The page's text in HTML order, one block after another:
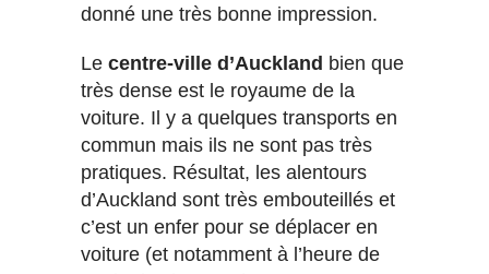
donné une très bonne impression.
Le centre-ville d’Auckland bien que
très dense est le royaume de la
voiture. Il y a quelques transports en
commun mais ils ne sont pas très
pratiques. Résultat, les alentours
d’Auckland sont très embouteillés et
c’est un enfer pour se déplacer en
voiture (et notamment à l’heure de